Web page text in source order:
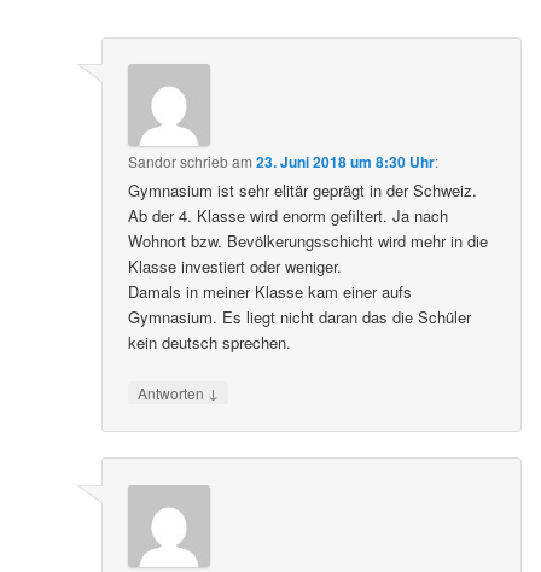
Sandorschriebam23. Juni 2018 um 8:30 Uhr:
Gymnasium ist sehr elitär geprägt in der Schweiz.
Ab der 4. Klasse wird enorm gefiltert. Ja nach
Wohnort bzw. Bevölkerungsschicht wird mehr in die
Klasse investiert oder weniger.
Damals in meiner Klasse kam einer aufs
Gymnasium. Es liegt nicht daran das die Schüler
kein deutsch sprechen.
Antworten ↓